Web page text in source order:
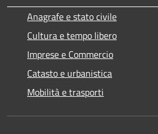
Anagrafe e stato civile
Cultura e tempo libero
Imprese e Commercio
Catasto e urbanistica
Mobilità e trasporti